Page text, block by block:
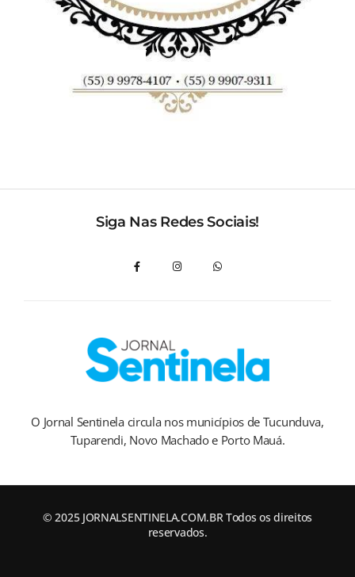
Siga Nas Redes Sociais!
O Jornal Sentinela circula nos municípios de Tucunduva,
Tuparendi, Novo Machado e Porto Mauá.
© 2025 JORNALSENTINELA.COM.BR Todos os direitos
reservados.